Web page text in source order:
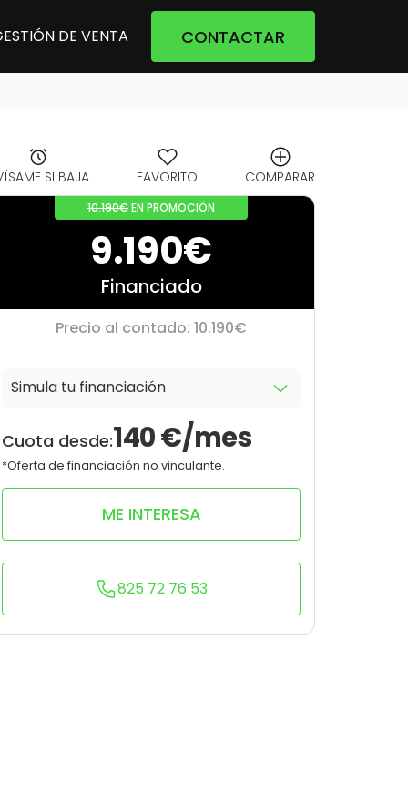
DE VENTA CONTACTAR
SI BAJA FAVORITO COMPARAR
10.190€EN PROMOCIÓN
9.190€
Financiado
Precio al contado: 10.190€
Simula tu financiación
Cuota desde:140€/mes
*Oferta de financiación no vinculante.
ME INTERESA
825 72 76 53